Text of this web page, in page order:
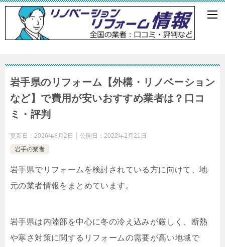
岩手県のリフォーム【外構・リノベーション
など】で費用が安いおすすめ業者は？口コ
ミ・評判
更新日： 2026年8月2日 公開日： 2022年2月21日
岩手の業者
岩手県でリフォームを検討されている方に向けて、地
元の業者情報をまとめています。
岩手県は内陸部を中心に冬の冷え込みが厳しく、断熱
や寒さ対策に関するリフォームの需要が高い地域で